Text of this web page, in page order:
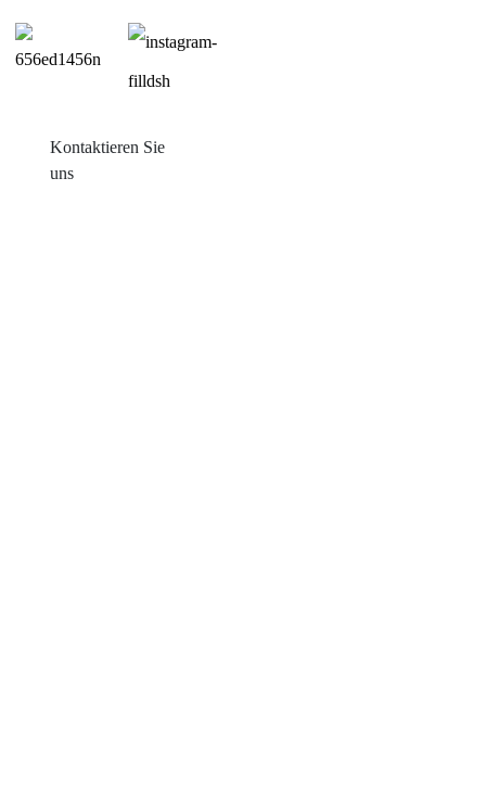
Kontaktieren Sie
uns